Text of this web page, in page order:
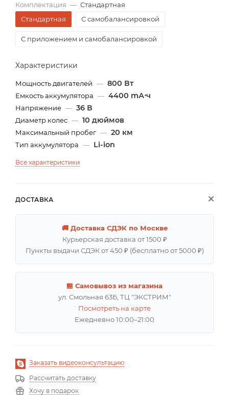
Комплектация — Стандартная
Стандартная
С самобалансировкой
С приложением и самобалансировкой
Характеристики
Мощность двигателей — 800 Вт
Емкость аккумулятора — 4400 mА⋅ч
Напряжение — 36 В
Диаметр колес — 10 дюймов
Максимальный пробег — 20 км
Тип аккумулятора — Li-ion
Все характеристики
ДОСТАВКА
🚚 Доставка СДЭК по Москве
Курьерская доставка от 1500 ₽
Пункты выдачи СДЭК от 450 ₽ (бесплатно от 5000 ₽)
🏪 Самовывоз из магазина
ул. Смольная 63Б, ТЦ "ЭКСТРИМ"
Посмотреть на карте
Ежедневно 10:00–21:00
Заказать видеоконсультацию
Рассчитать доставку
Хочу в подарок